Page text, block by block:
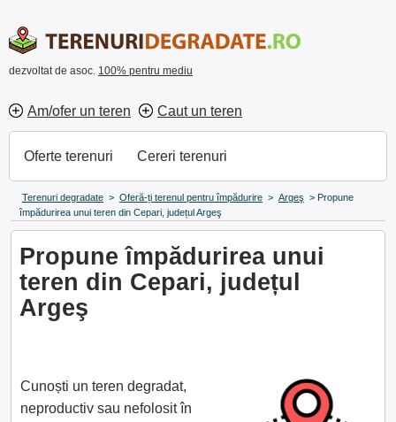
dezvoltat de asoc. 100% pentru mediu
Am/ofer un teren Caut un teren
Oferte terenuri Cereri terenuri
Terenuri degradate > Oferă-ți terenul pentru împădurire > Argeş > Propune
împădurirea unui teren din Cepari, județul Argeş
Propune împădurirea unui
teren din Cepari, județul
Argeş
Cunoști un teren degradat,
neproductiv sau nefolosit în